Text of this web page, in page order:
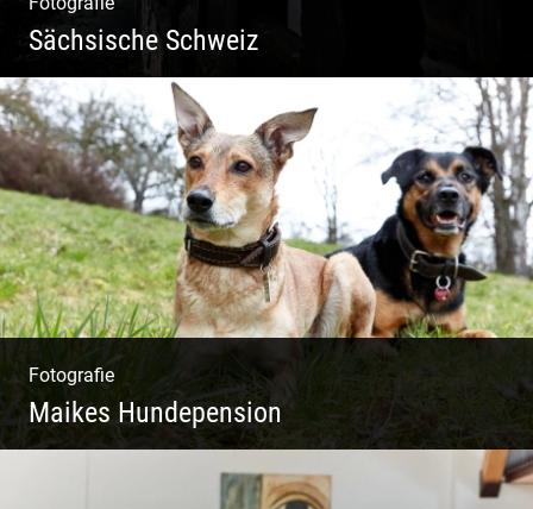
Sächsische Schweiz
Morgendliche Mystik im Elbsandsteingebirge
Fotografie
Maikes Hundepension
Tierisch lebendiges Shooting